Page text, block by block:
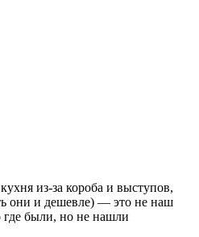
из-за короба и выступов,
они и дешевле) — это не наш
были, но не нашли